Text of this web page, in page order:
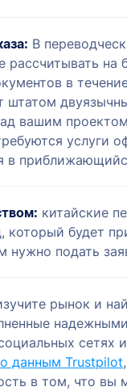
В
на
в
штатом
вашим
услуги
в
китайские
который будет
нужно подать
рынок и
сетях
данным Trustpilot
в том, что вы